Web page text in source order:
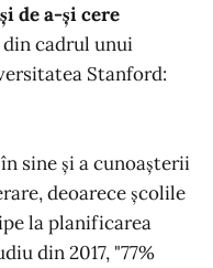
de a-și cere
cadrul unui
Stanford:
sine și a cunoașterii
deoarece școlile
la planificarea
din 2017, "77%